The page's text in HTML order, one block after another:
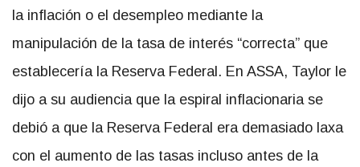
la inflación o el desempleo mediante la
manipulación de la tasa de interés “correcta” que
establecería la Reserva Federal. En ASSA, Taylor le
dijo a su audiencia que la espiral inflacionaria se
debió a que la Reserva Federal era demasiado laxa
con el aumento de las tasas incluso antes de la